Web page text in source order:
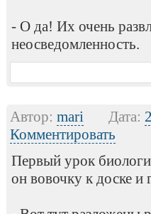
- О да! Их очень
неосведомленность.
Автор: mari Дата:
Комментировать
Первый урок
он вовочку к доске и